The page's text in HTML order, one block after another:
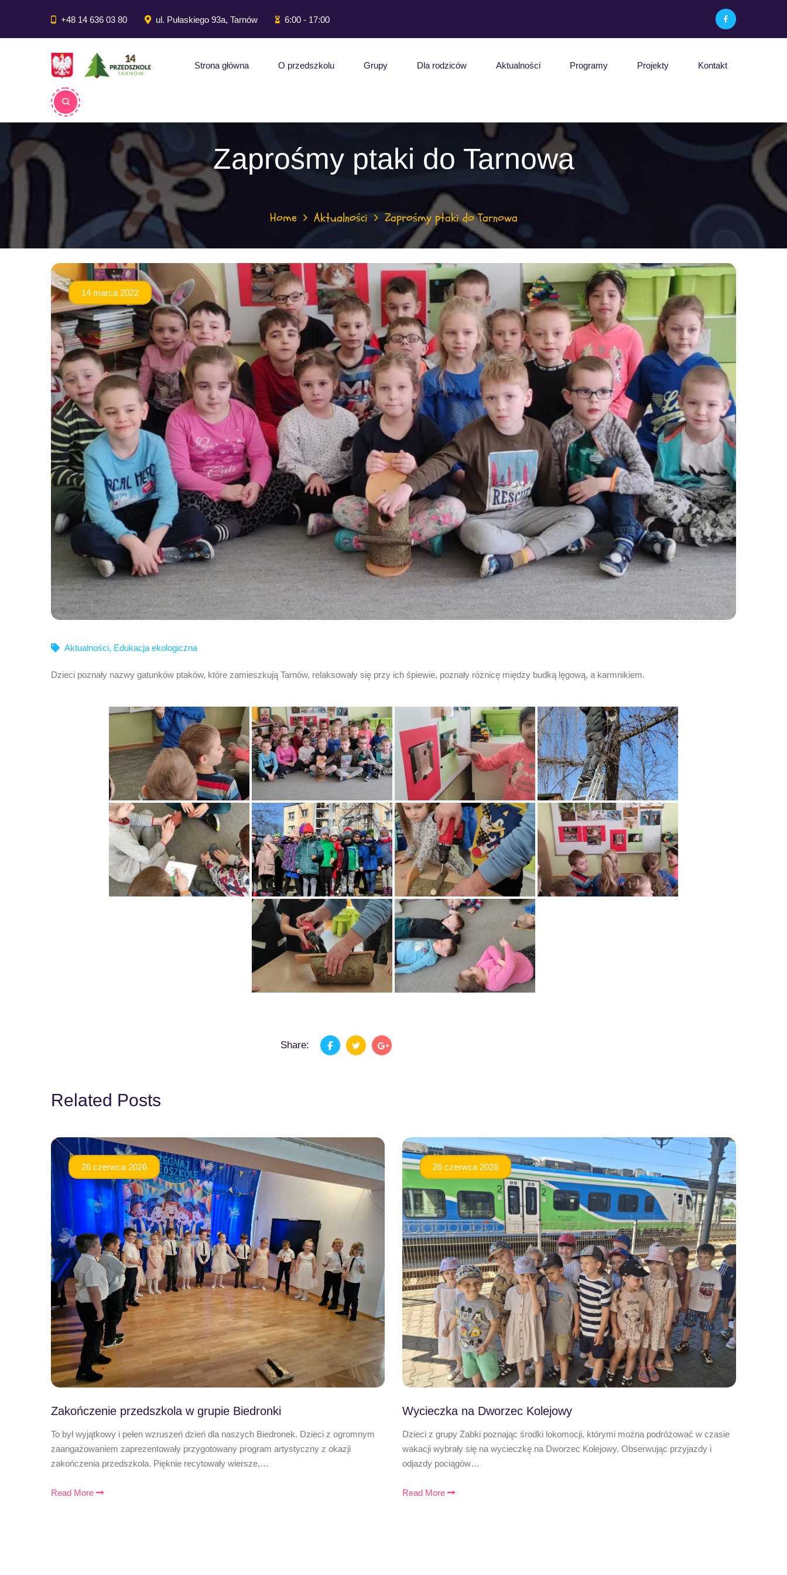
+48 14 636 03 80 ul. Pułaskiego 93a, Tarnów 6:00 - 17:00
Strona główna O przedszkolu Grupy Dla rodziców Aktualności Programy Projekty Kontakt
Zaprośmy ptaki do Tarnowa
Home Aktualności Zaprośmy ptaki do Tarnowa
14 marca 2022
Aktualności, Edukacja ekologiczna
Dzieci poznały nazwy gatunków ptaków, które zamieszkują Tarnów, relaksowały się przy ich śpiewie, poznały różnicę między budką lęgową, a karmnikiem.
Share:
Related Posts
26 czerwca 2026
Zakończenie przedszkola w grupie Biedronki
To był wyjątkowy i pełen wzruszeń dzień dla naszych Biedronek. Dzieci z ogromnym
zaangażowaniem zaprezentowały przygotowany program artystyczny z okazji
zakończenia przedszkola. Pięknie recytowały wiersze,…
Read More
26 czerwca 2026
Wycieczka na Dworzec Kolejowy
Dzieci z grupy Żabki poznając środki lokomocji, którymi można podróżować w czasie
wakacji wybrały się na wycieczkę na Dworzec Kolejowy. Obserwując przyjazdy i
odjazdy pociągów…
Read More